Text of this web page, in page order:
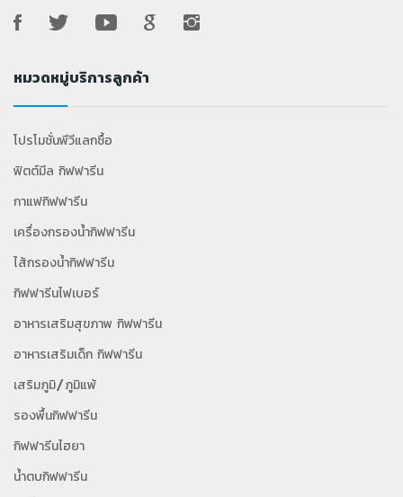
หมวดหมู่บริการลูกค้า
โปรโมชั่นพีวีแลกซื้อ
ฟิตต์มีล กิฟฟารีน
กาแฟกิฟฟารีน
เครื่องกรองน้ำกิฟฟารีน
ไส้กรองน้ำกิฟฟารีน
กิฟฟารีนไฟเบอร์
อาหารเสริมสุขภาพ กิฟฟารีน
อาหารเสริมเด็ก กิฟฟารีน
เสริมภูมิ/ภูมิแพ้
รองพื้นกิฟฟารีน
กิฟฟารีนไฮยา
น้ำตบกิฟฟารีน